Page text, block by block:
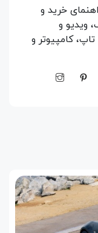
خرید و
ویدیو و
کامپیوتر و